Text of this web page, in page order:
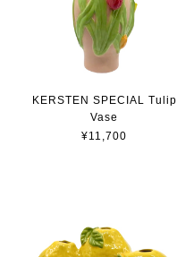
KERSTEN SPECIAL Tulip
Vase
¥11,700